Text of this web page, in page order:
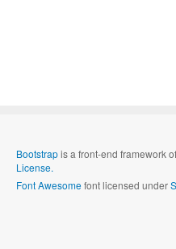
Bootstrapis a front-end framework
License.
Font Awesomefont licensed under